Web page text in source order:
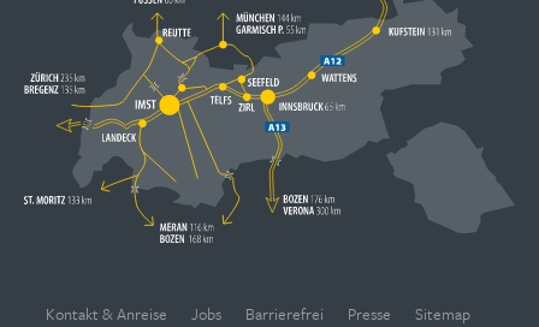
Kontakt & Anreise Jobs Barrierefrei Presse
Sitemap